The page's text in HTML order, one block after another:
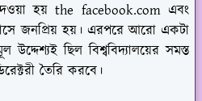
হয় the facebook.com এবং
জনপ্রিয় হয়। এরপরে আরো একটা
ছিল বিশ্ববিদ্যালয়ের সমস্ত
তৈরি করবে।